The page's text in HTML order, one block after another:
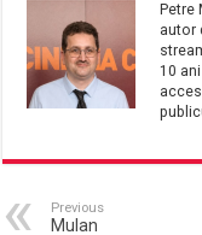
Petre
autor
10
Previous
Mulan